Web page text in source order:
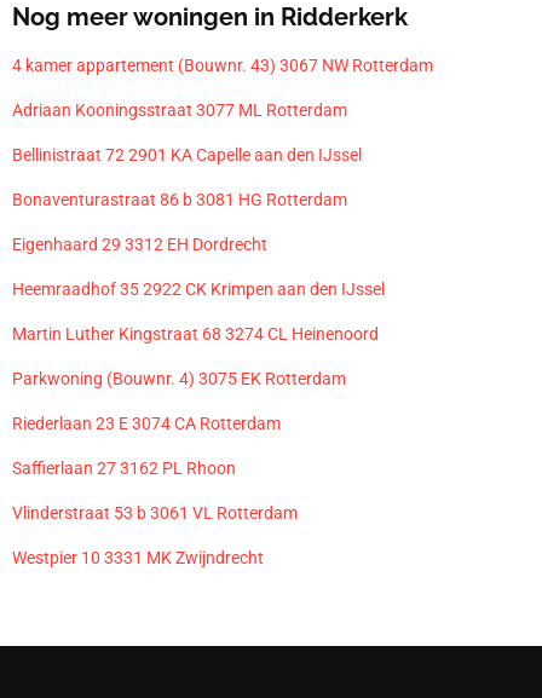
Nog meer woningen in Ridderkerk
4 kamer appartement (Bouwnr. 43) 3067 NW Rotterdam
Adriaan Kooningsstraat 3077 ML Rotterdam
Bellinistraat 72 2901 KA Capelle aan den IJssel
Bonaventurastraat 86 b 3081 HG Rotterdam
Eigenhaard 29 3312 EH Dordrecht
Heemraadhof 35 2922 CK Krimpen aan den IJssel
Martin Luther Kingstraat 68 3274 CL Heinenoord
Parkwoning (Bouwnr. 4) 3075 EK Rotterdam
Riederlaan 23 E 3074 CA Rotterdam
Saffierlaan 27 3162 PL Rhoon
Vlinderstraat 53 b 3061 VL Rotterdam
Westpier 10 3331 MK Zwijndrecht